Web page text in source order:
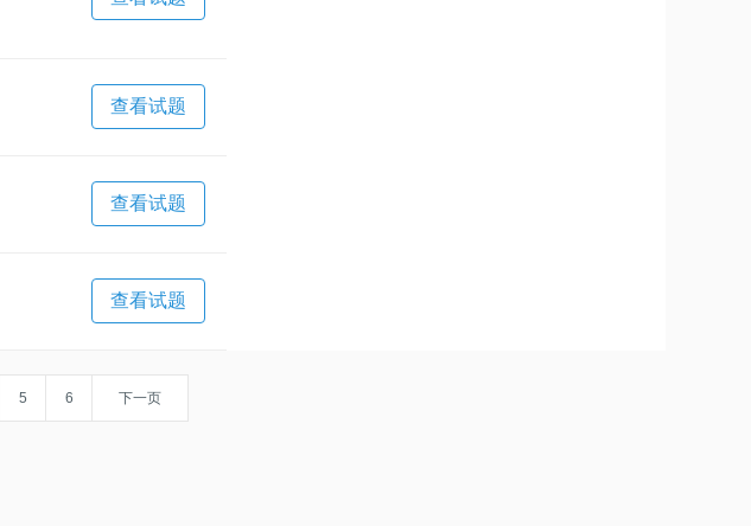
查看试题
查看试题
查看试题
5 6 下一页